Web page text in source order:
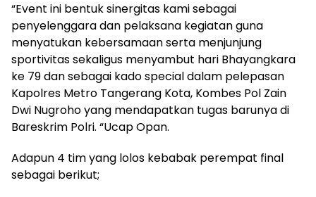
“Event ini bentuk sinergitas kami sebagai
penyelenggara dan pelaksana kegiatan guna
menyatukan kebersamaan serta menjunjung
sportivitas sekaligus menyambut hari Bhayangkara
ke 79 dan sebagai kado special dalam pelepasan
Kapolres Metro Tangerang Kota, Kombes Pol Zain
Dwi Nugroho yang mendapatkan tugas barunya di
Bareskrim Polri. “Ucap Opan.
Adapun 4 tim yang lolos kebabak perempat final
sebagai berikut;